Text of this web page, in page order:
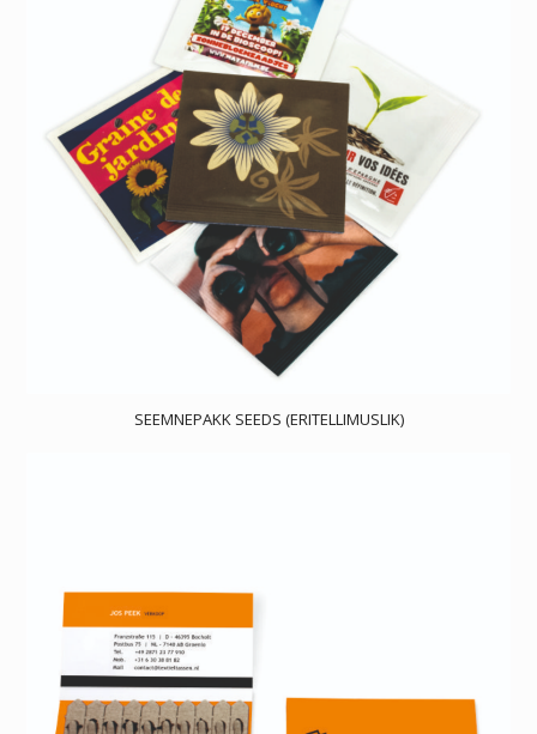
SEEMNEPAKK SEEDS (ERITELLIMUSLIK)